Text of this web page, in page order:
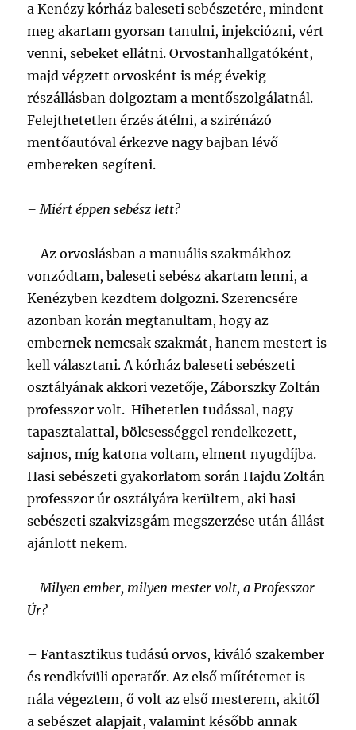
a Kenézy kórház baleseti sebészetére, mindent
meg akartam gyorsan tanulni, injekciózni, vért
venni, sebeket ellátni. Orvostanhallgatóként,
majd végzett orvosként is még évekig
részállásban dolgoztam a mentőszolgálatnál.
Felejthetetlen érzés átélni, a szirénázó
mentőautóval érkezve nagy bajban lévő
embereken segíteni.
–Miért éppen sebész lett?
–Az orvoslásban a manuális szakmákhoz
vonzódtam, baleseti sebész akartam lenni, a
Kenézyben kezdtem dolgozni. Szerencsére
azonban korán megtanultam, hogy az
embernek nemcsak szakmát, hanem mestert is
kell választani. A kórház baleseti sebészeti
osztályának akkori vezetője, Záborszky Zoltán
professzor volt. Hihetetlen tudással, nagy
tapasztalattal, bölcsességgel rendelkezett,
sajnos, míg katona voltam, elment nyugdíjba.
Hasi sebészeti gyakorlatom során Hajdu Zoltán
professzor úr osztályára kerültem, aki hasi
sebészeti szakvizsgám megszerzése után állást
ajánlott nekem.
–Milyen ember, milyen mester volt, a Professzor
Úr?
–Fantasztikus tudású orvos, kiváló szakember
és rendkívüli operatőr. Az első műtétemet is
nála végeztem, ő volt az első mesterem, akitől
a sebészet alapjait, valamint később annak